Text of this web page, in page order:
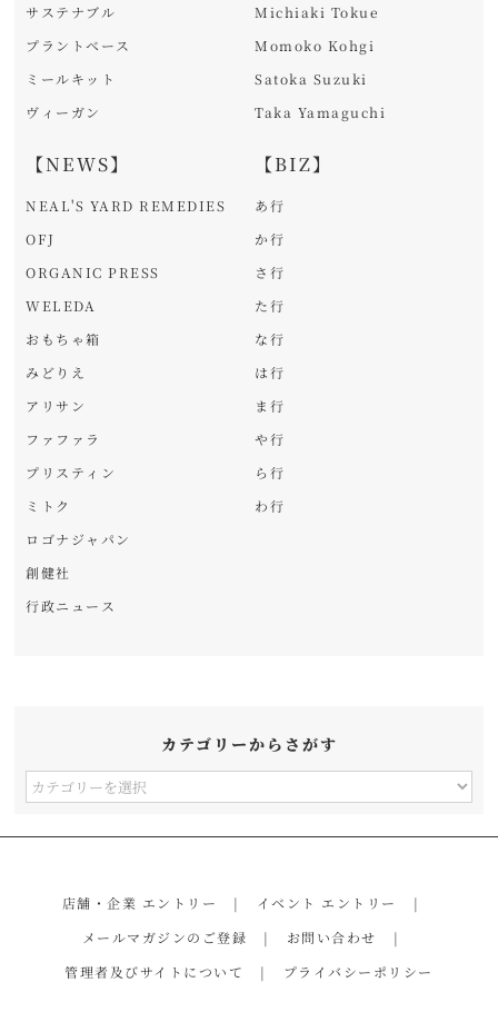
サステナブル
プラントベース
ミールキット
ヴィーガン
【NEWS】
NEAL'S YARD REMEDIES
OFJ
ORGANIC PRESS
WELEDA
おもちゃ箱
みどりえ
アリサン
ファファラ
プリスティン
ミトク
ロゴナジャパン
創健社
行政ニュース
Michiaki Tokue
Momoko Kohgi
Satoka Suzuki
Taka Yamaguchi
【BIZ】
あ行
か行
さ行
た行
な行
は行
ま行
や行
ら行
わ行
カテゴリーからさがす
カ
店舗・企業 エントリー
イベント エントリー
メールマガジンのご登録
お問い合わせ
管理者及びサイトについて
プライバシーポリシー